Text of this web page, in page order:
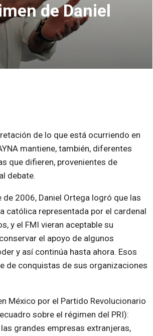
de Daniel
de lo que está ocurriendo en
mantiene, también, diferentes
que difieren, provenientes de
debate.
2006, Daniel Ortega logró que las
católica representada por el cardenal
y el FMI vieran aceptable su
el apoyo de algunos
y así continúa hasta ahora. Esos
de conquistas de sus organizaciones
México por el Partido Revolucionario
sobre el régimen del PRI):
grandes empresas extranjeras,